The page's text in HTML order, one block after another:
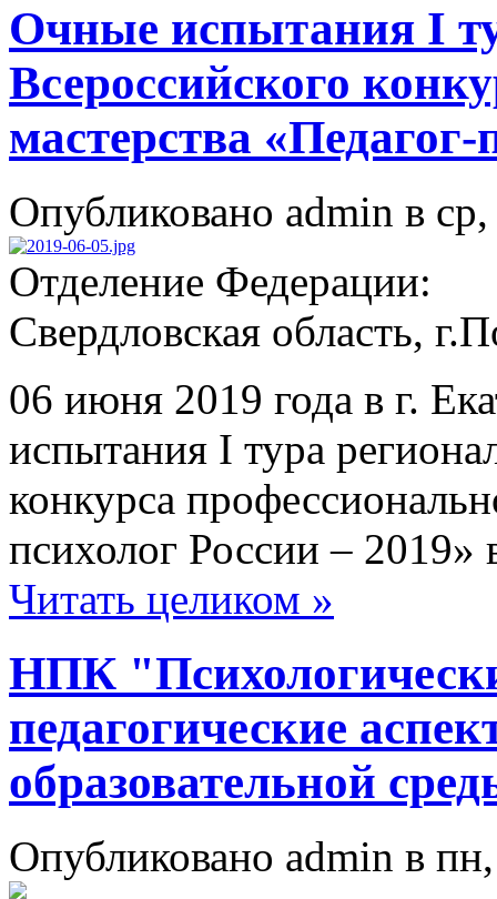
Очные испытания I
Всероссийского
мастерства
Опубликовано admin в
Отделение Федерации:
Свердловская область,
06 июня 2019 года в г.
испытания I тура
конкурса
психолог России – 2019»
Читать целиком »
НПК
педагогические
образовательной
Опубликовано admin в